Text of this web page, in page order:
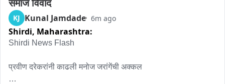
समाज विवाद
KJ Kunal Jamdade 6m ago
Shirdi, Maharashtra:
Shirdi News Flash
प्रवीण दरेकरांनी काढली मनोज जरांगेंची अक्कल